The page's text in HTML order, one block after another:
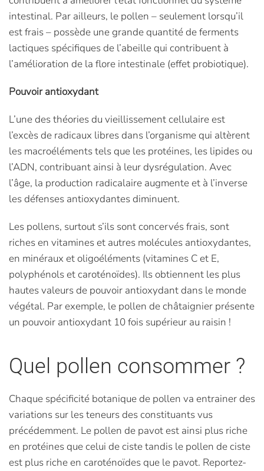
intestinal. Par ailleurs, le pollen – seulement lorsqu’il
est frais – possède une grande quantité de ferments
lactiques spécifiques de l’abeille qui contribuent à
l’amélioration de la flore intestinale (effet probiotique).
Pouvoir antioxydant
L’une des théories du vieillissement cellulaire est
l’excès de radicaux libres dans l’organisme qui altèrent
les macroéléments tels que les protéines, les lipides ou
l’ADN, contribuant ainsi à leur dysrégulation. Avec
l’âge, la production radicalaire augmente et à l’inverse
les défenses antioxydantes diminuent.
Les pollens, surtout s’ils sont concervés frais, sont
riches en vitamines et autres molécules antioxydantes,
en minéraux et oligoéléments (vitamines C et E,
polyphénols et caroténoïdes). Ils obtiennent les plus
hautes valeurs de pouvoir antioxydant dans le monde
végétal. Par exemple, le pollen de châtaignier présente
un pouvoir antioxydant 10 fois supérieur au raisin !
Quel pollen consommer ?
Chaque spécificité botanique de pollen va entrainer des
variations sur les teneurs des constituants vus
précédemment. Le pollen de pavot est ainsi plus riche
en protéines que celui de ciste tandis le pollen de ciste
est plus riche en caroténoïdes que le pavot. Reportez-